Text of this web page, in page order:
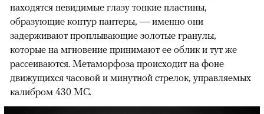
находятся невидимые глазу тонкие пластины,
образующие контур пантеры, — именно они
задерживают проплывающие золотые гранулы,
которые на мгновение принимают ее облик и тут же
рассеиваются. Метаморфоза происходит на фоне
движущихся часовой и минутной стрелок, управляемых
калибром 430 MC.